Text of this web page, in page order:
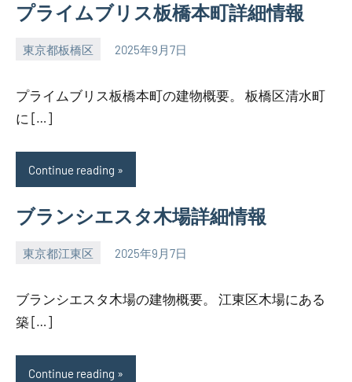
プライムブリス板橋本町詳細情報
東京都板橋区 2025年9月7日
SEZIMO
プライムブリス板橋本町の建物概要。 板橋区清水町
に […]
Continue reading
ブランシエスタ木場詳細情報
東京都江東区 2025年9月7日
SEZIMO
ブランシエスタ木場の建物概要。 江東区木場にある
築 […]
Continue reading